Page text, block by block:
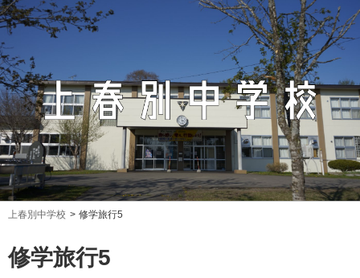
上春別中学校 修学旅行5
修学旅行5